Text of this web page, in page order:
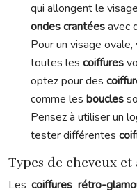
qui allongent le
ondes crantéesavec
Pour un visage ovale,
toutes les coiffures
optez pour des
comme les boucles
Pensez à utiliser un
tester différentes
Types de cheveux et
Lescoiffures rétro-